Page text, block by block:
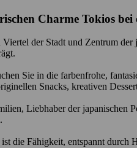
Charme Tokios
der Stadt und Zentrum
Sie in die farbenfrohe,
Snacks, kreativen
Liebhaber der japanischen
die Fähigkeit, entspannt